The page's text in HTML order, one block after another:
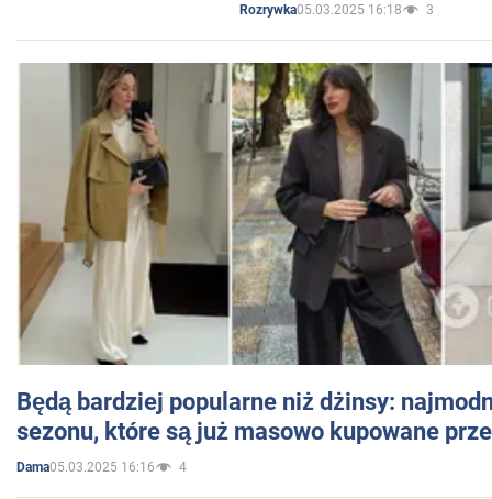
Rozrywka05.03.2025 16:18 3
Będą bardziej popularne niż dżinsy:
sezonu, które są już masowo kupowane
Dama05.03.2025 16:16 4